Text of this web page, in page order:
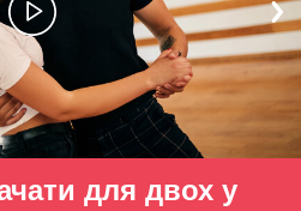
для двох у